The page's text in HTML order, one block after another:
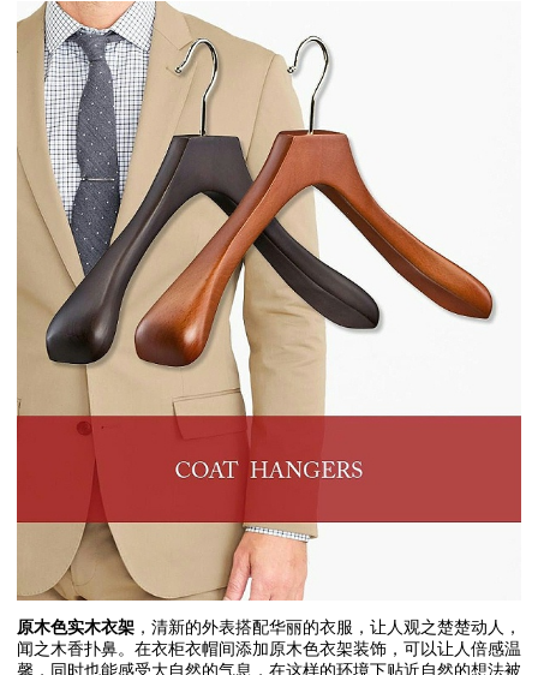
原木色实木衣架 ，清新的外表搭配华丽的衣服，让人观之楚楚动人，
闻之木香扑鼻。在衣柜衣帽间添加原木色衣架装饰，可以让人倍感温
馨，同时也能感受大自然的气息，在这样的环境下贴近自然的想法被